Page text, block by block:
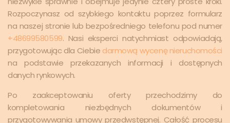
Rozpoczynasz od szybkiego kontaktu poprzez formularz
na naszej stronie lub bezpośredniego telefonu pod numer
+48699580599. Nasi eksperci natychmiast odpowiadają,
przygotowując dla Ciebie darmową wycenę nieruchomości
na podstawie przekazanych informacji i dostępnych
danych rynkowych.
Po zaakceptowaniu oferty przechodzimy do
kompletowania niezbędnych dokumentów i
przygotowywania umowy przedwstępnej. Całość procesu